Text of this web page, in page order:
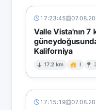
17:23:45
Valle Vista'nın 7
Kaliforniya
17.2 km I
17:15:19